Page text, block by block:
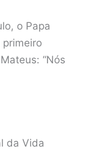
o Papa
primeiro
“Nós
da Vida